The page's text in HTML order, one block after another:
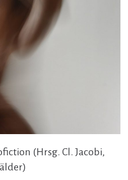
(Hrsg. Cl. Jacobi,